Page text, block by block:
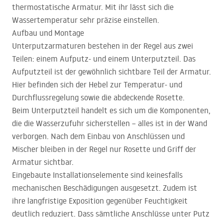
thermostatische Armatur. Mit ihr lässt sich die
Wassertemperatur sehr präzise einstellen.
Aufbau und Montage
Unterputzarmaturen bestehen in der Regel aus zwei
Teilen: einem Aufputz- und einem Unterputzteil. Das
Aufputzteil ist der gewöhnlich sichtbare Teil der Armatur.
Hier befinden sich der Hebel zur Temperatur- und
Durchflussregelung sowie die abdeckende Rosette.
Beim Unterputzteil handelt es sich um die Komponenten,
die die Wasserzufuhr sicherstellen – alles ist in der Wand
verborgen. Nach dem Einbau von Anschlüssen und
Mischer bleiben in der Regel nur Rosette und Griff der
Armatur sichtbar.
Eingebaute Installationselemente sind keinesfalls
mechanischen Beschädigungen ausgesetzt. Zudem ist
ihre langfristige Exposition gegenüber Feuchtigkeit
deutlich reduziert. Dass sämtliche Anschlüsse unter Putz